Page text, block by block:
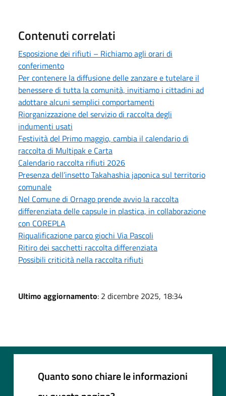
Contenuti correlati
Esposizione dei rifiuti – Richiamo agli orari di
conferimento
Per contenere la diffusione delle zanzare e tutelare il
benessere di tutta la comunità, invitiamo i cittadini ad
adottare alcuni semplici comportamenti
Riorganizzazione del servizio di raccolta degli
indumenti usati
Festività del Primo maggio, cambia il calendario di
raccolta di Multipak e Carta
Calendario raccolta rifiuti 2026
Presenza dell’insetto Takahashia japonica sul territorio
comunale
Nel Comune di Ornago prende avvio la raccolta
differenziata delle capsule in plastica, in collaborazione
con COREPLA
Riqualificazione parco giochi Via Pascoli
Ritiro dei sacchetti raccolta differenziata
Possibili criticità nella raccolta rifiuti
Ultimo aggiornamento: 2 dicembre 2025, 18:34
Quanto sono chiare le informazioni